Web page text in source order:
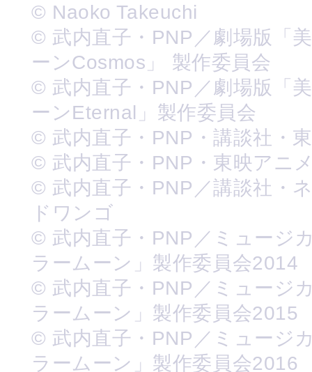
© Naoko Takeuchi
© 武内直子・PNP／劇場版「
ーンCosmos」 製作委員会
© 武内直子・PNP／劇場版「
ーンEternal」製作委員会
© 武内直子・PNP・講談社・
© 武内直子・PNP・東映アニ
© 武内直子・PNP／講談社・
ドワンゴ
© 武内直子・PNP／ミュージ
ラームーン」製作委員会2014
© 武内直子・PNP／ミュージ
ラームーン」製作委員会2015
© 武内直子・PNP／ミュージ
ラームーン」製作委員会2016